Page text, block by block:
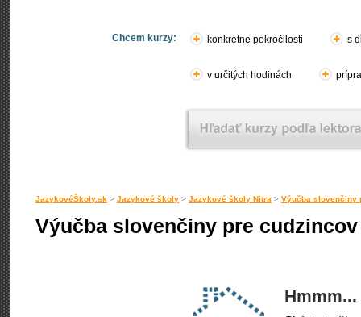
Chcem kurzy: konkrétne pokročilosti s
v určitých hodinách
JazykovéŠkoly.sk > Jazykové školy > Jazykové školy Nitra > Výučba slovenčiny
Výučba slovenčiny pre